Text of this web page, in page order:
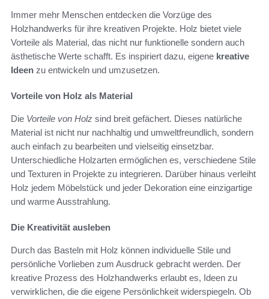
Immer mehr Menschen entdecken die Vorzüge des
Holzhandwerks für ihre kreativen Projekte. Holz bietet viele
Vorteile als Material, das nicht nur funktionelle sondern auch
ästhetische Werte schafft. Es inspiriert dazu, eigene kreative
Ideen zu entwickeln und umzusetzen.
Vorteile von Holz als Material
Die Vorteile von Holz sind breit gefächert. Dieses natürliche
Material ist nicht nur nachhaltig und umweltfreundlich, sondern
auch einfach zu bearbeiten und vielseitig einsetzbar.
Unterschiedliche Holzarten ermöglichen es, verschiedene Stile
und Texturen in Projekte zu integrieren. Darüber hinaus verleiht
Holz jedem Möbelstück und jeder Dekoration eine einzigartige
und warme Ausstrahlung.
Die Kreativität ausleben
Durch das Basteln mit Holz können individuelle Stile und
persönliche Vorlieben zum Ausdruck gebracht werden. Der
kreative Prozess des Holzhandwerks erlaubt es, Ideen zu
verwirklichen, die die eigene Persönlichkeit widerspiegeln. Ob